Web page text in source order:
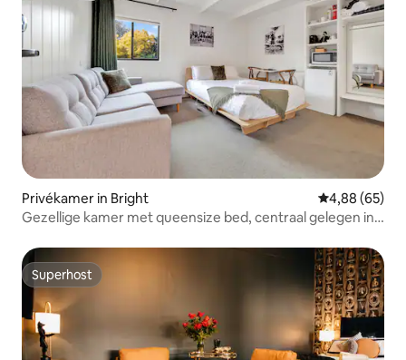
Privékamer in Bright Gemiddelde
4,88 (65)
Gezellige kamer met queensize bed, centraal gelegen in
Superhost
Superhost